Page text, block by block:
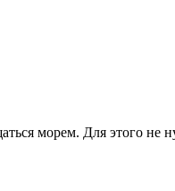
морем. Для этого не